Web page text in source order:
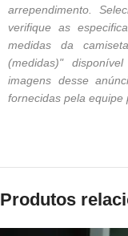
arrependimento.
verifique as
medidas da
(medidas)"
imagens desse
fornecidas pela equipe
Produtos